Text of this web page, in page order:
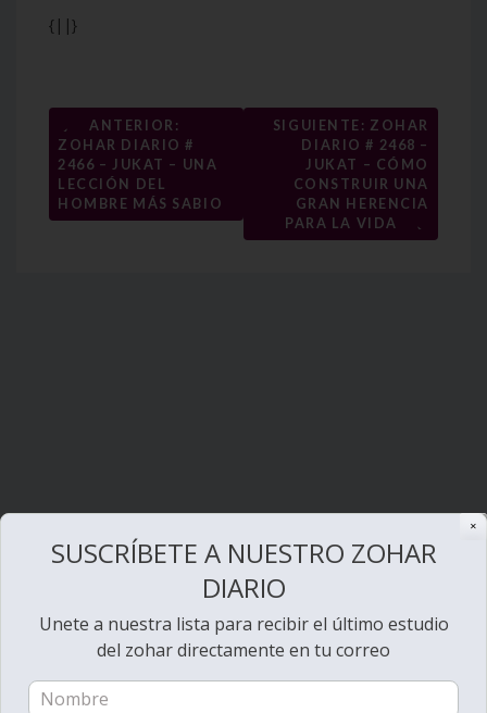
{||}
Navegación
de
entradas
←
ANTERIOR:
ZOHAR DIARIO #
2466 – JUKAT – UNA
LECCIÓN DEL
HOMBRE MÁS SABIO
SIGUIENTE: ZOHAR
DIARIO # 2468 –
JUKAT – CÓMO
CONSTRUIR UNA
GRAN HERENCIA
PARA LA VIDA
→
✕
SUSCRÍBETE A NUESTRO ZOHAR
DIARIO
Unete a nuestra lista para recibir el último estudio
del zohar directamente en tu correo